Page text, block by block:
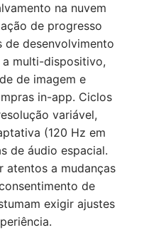
na nuvem
de progresso
de desenvolvimento
multi-dispositivo,
de imagem e
in-app. Ciclos
variável,
(120 Hz em
de áudio espacial.
atentos a mudanças
de
exigir ajustes